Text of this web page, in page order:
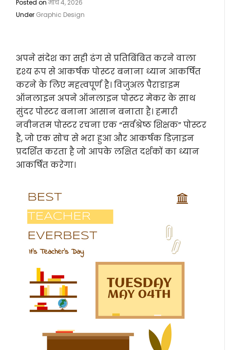
Posted onमार्च 4, 2026
Under Graphic Design
अपने संदेश का सही ढंग से प्रतिबिंबित करने वाला
दृश्य रूप से आकर्षक पोस्टर बनाना ध्यान आकर्षित
करने के लिए महत्वपूर्ण है। विजुअल पैराडाइम
ऑनलाइन अपने ऑनलाइन पोस्टर मेकर के साथ
सुंदर पोस्टर बनाना आसान बनाता है। हमारी
नवीनतम पोस्टर रचना एक “सर्वश्रेष्ठ शिक्षक” पोस्टर
है, जो एक सोच से भरा हुआ और आकर्षक डिज़ाइन
प्रदर्शित करता है जो आपके लक्षित दर्शकों का ध्यान
आकर्षित करेगा।